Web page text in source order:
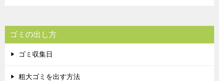
ゴミの出し方
ゴミ収集日
粗大ゴミを出す方法